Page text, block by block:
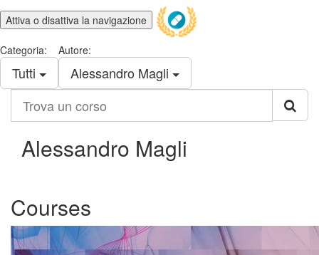
Attiva o disattiva la navigazione
Categoria:
Tutti
Autore:
Alessandro Magli
corso
Alessandro Magli
Courses